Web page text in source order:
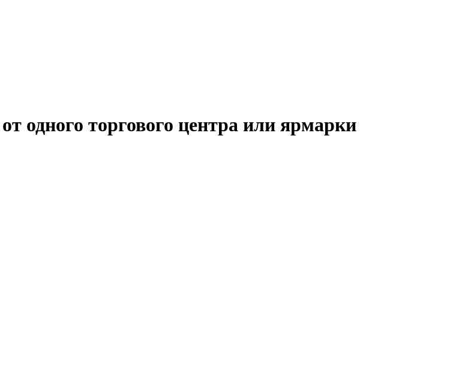
одного торгового центра или ярмарки